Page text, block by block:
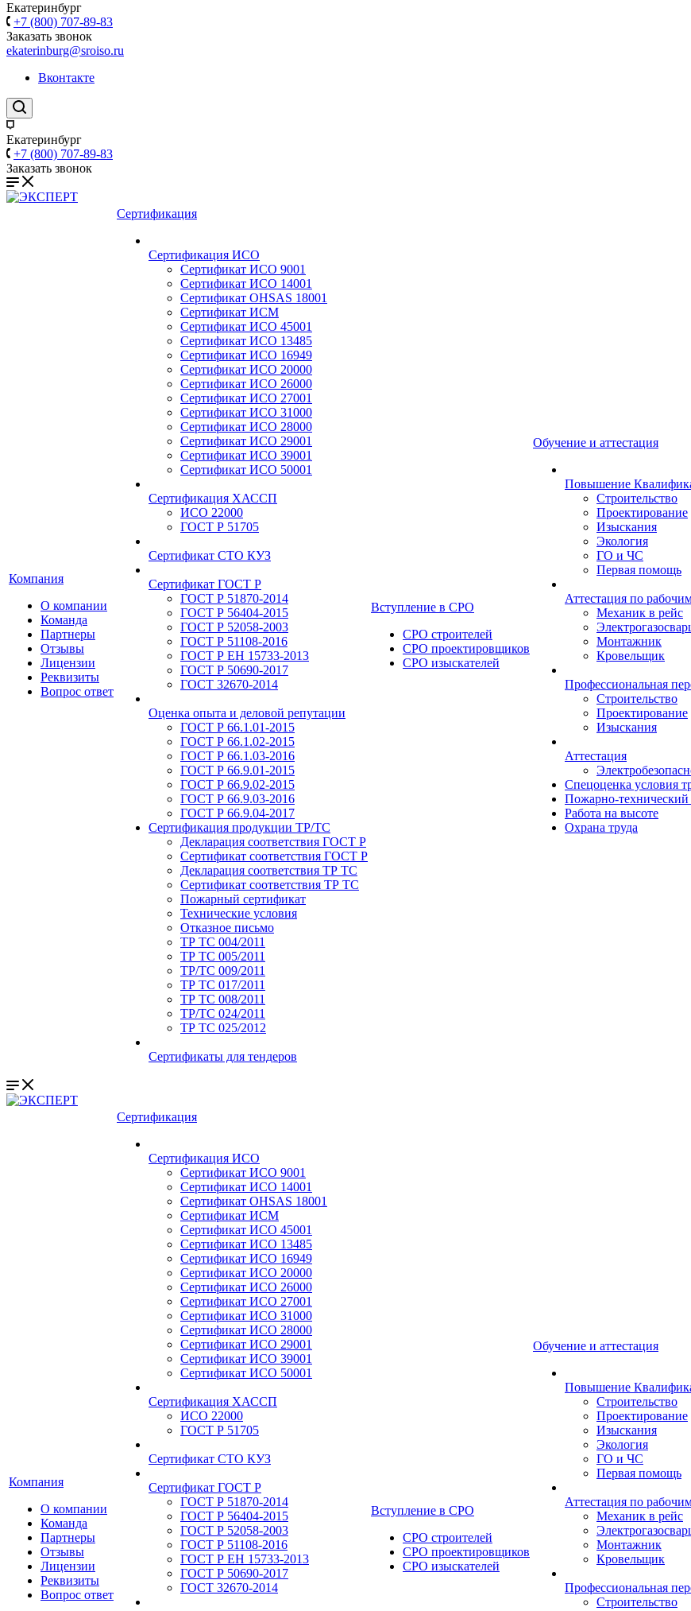
Екатеринбург
+7 (800) 707-89-83
Заказать звонок
ekaterinburg@sroiso.ru
Вконтакте
Екатеринбург
+7 (800) 707-89-83
Заказать звонок
Компания
О компании
Команда
Партнеры
Отзывы
Лицензии
Реквизиты
Вопрос ответ
Сертификация
Сертификация ИСО
Сертификат ИСО 9001
Сертификат ИСО 14001
Сертификат OHSAS 18001
Сертификат ИСМ
Сертификат ИСО 45001
Сертификат ИСО 13485
Сертификат ИСО 16949
Сертификат ИСО 20000
Сертификат ИСО 26000
Сертификат ИСО 27001
Сертификат ИСО 31000
Сертификат ИСО 28000
Сертификат ИСО 29001
Сертификат ИСО 39001
Сертификат ИСО 50001
Сертификация ХАССП
ИСО 22000
ГОСТ Р 51705
Сертификат СТО КУЗ
Сертификат ГОСТ Р
ГОСТ Р 51870-2014
ГОСТ Р 56404-2015
ГОСТ Р 52058-2003
ГОСТ Р 51108-2016
ГОСТ Р ЕН 15733-2013
ГОСТ Р 50690-2017
ГОСТ 32670-2014
Оценка опыта и деловой репутации
ГОСТ Р 66.1.01-2015
ГОСТ Р 66.1.02-2015
ГОСТ Р 66.1.03-2016
ГОСТ Р 66.9.01-2015
ГОСТ Р 66.9.02-2015
ГОСТ Р 66.9.03-2016
ГОСТ Р 66.9.04-2017
Сертификация продукции ТР/ТС
Декларация соответствия ГОСТ Р
Сертификат соответствия ГОСТ Р
Декларация соответствия ТР ТС
Сертификат соответствия ТР ТС
Пожарный сертификат
Технические условия
Отказное письмо
ТР ТС 004/2011
ТР ТС 005/2011
ТР/ТС 009/2011
ТР ТС 017/2011
ТР ТС 008/2011
ТР/ТС 024/2011
ТР ТС 025/2012
Сертификаты для тендеров
Вступление в СРО
СРО строителей
СРО проектировщиков
СРО изыскателей
Обучение и аттестация
Повышение
Строительство
Проектирование
Изыскания
Экология
ГО и ЧС
Первая помощь
Аттестация по
Механик в рейс
Монтажник
Кровельщик
Профессиональная
Строительство
Проектирование
Изыскания
Аттестация
Спецоценка условия
Пожарно-
Работа на высоте
Охрана труда
Компания
О компании
Команда
Партнеры
Отзывы
Лицензии
Реквизиты
Вопрос ответ
Сертификация
Сертификация ИСО
Сертификат ИСО 9001
Сертификат ИСО 14001
Сертификат OHSAS 18001
Сертификат ИСМ
Сертификат ИСО 45001
Сертификат ИСО 13485
Сертификат ИСО 16949
Сертификат ИСО 20000
Сертификат ИСО 26000
Сертификат ИСО 27001
Сертификат ИСО 31000
Сертификат ИСО 28000
Сертификат ИСО 29001
Сертификат ИСО 39001
Сертификат ИСО 50001
Сертификация ХАССП
ИСО 22000
ГОСТ Р 51705
Сертификат СТО КУЗ
Сертификат ГОСТ Р
ГОСТ Р 51870-2014
ГОСТ Р 56404-2015
ГОСТ Р 52058-2003
ГОСТ Р 51108-2016
ГОСТ Р ЕН 15733-2013
ГОСТ Р 50690-2017
ГОСТ 32670-2014
Вступление в СРО
СРО строителей
СРО проектировщиков
СРО изыскателей
Обучение и аттестация
Повышение
Строительство
Проектирование
Изыскания
Экология
ГО и ЧС
Первая помощь
Аттестация по
Механик в рейс
Монтажник
Кровельщик
Профессиональная
Строительство